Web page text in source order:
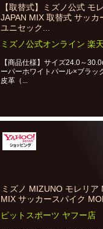
【取替式】ミズノ公式 モ
JAPAN MIX 取替式 サッカ
ユニセック...
ミズノ公式オンライン 楽
【商品仕様】サイズ24.0～
ーパーホワイトパール×ブラッ
皮革（...
ミズノ MIZUNO モレリア
MIX サッカースパイク
ピットスポーツ ヤフー店